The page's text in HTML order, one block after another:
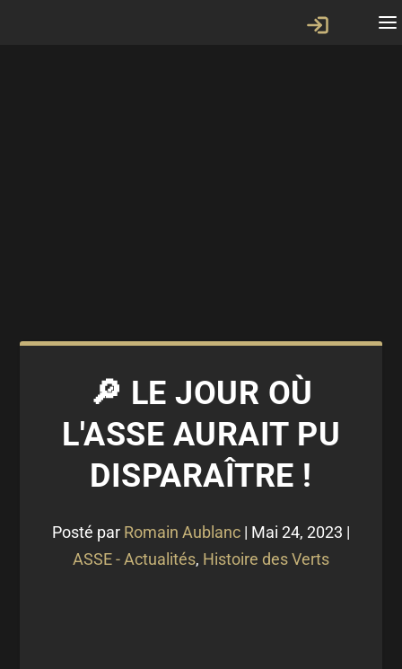
🔎 LE JOUR OÙ
L'ASSE AURAIT PU
DISPARAÎTRE !
Posté par Romain Aublanc | Mai 24, 2023 |
ASSE - Actualités, Histoire des Verts